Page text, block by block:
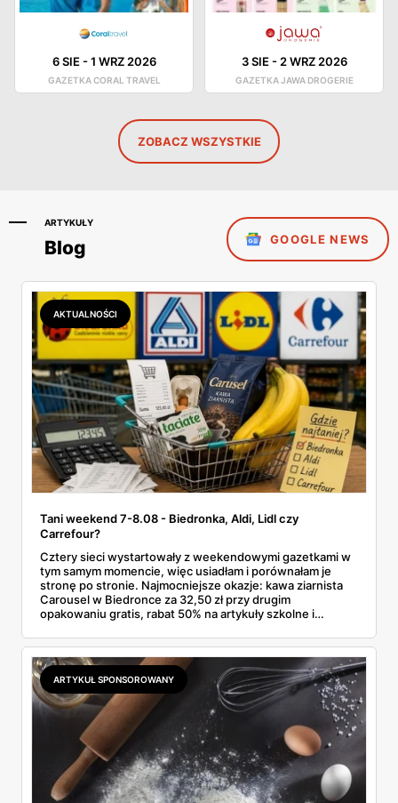
6 SIE -1 WRZ 2026
GAZETKA CORAL TRAVEL
3 SIE - 2 WRZ 2026
GAZETKA JAWA DROGERIE
ZOBACZ WSZYSTKIE
ARTYKUŁY
Blog GOOGLE NEWS
AKTUALNOŚCI
Tani weekend 7-8.08 - Biedronka, Aldi, Lidl czy
Carrefour?
Cztery sieci wystartowały z weekendowymi gazetkami w
tym samym momencie, więc usiadłam i porównałam je
stronę po stronie. Najmocniejsze okazje: kawa ziarnista
Carousel w Biedronce za 32,50 zł przy drugim
opakowaniu gratis, rabat 50% na artykuły szkolne i
2,99 zł za kilogram, ale wyłącznie w sobotę z aplikacją. Aldi
odpowiada masłem za 2,99 zł. Werdykt w skrócie:
najwięcej wyciśniesz z Biedronki, po świeże warzywa jedź
do Aldi.
ARTYKUŁ SPONSOROWANY